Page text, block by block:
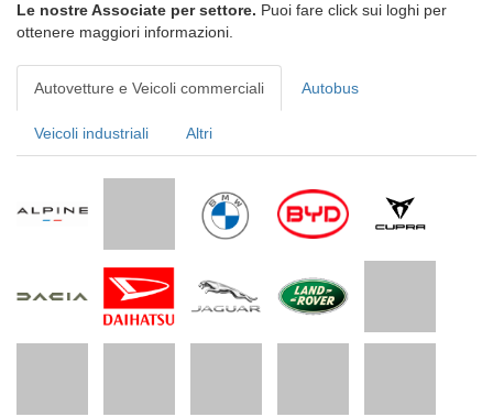
Le nostre Associate per settore. Puoi fare click sui loghi per
ottenere maggiori informazioni.
Autovetture e Veicoli commerciali Autobus
Veicoli industriali Altri